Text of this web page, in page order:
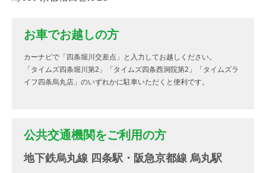
お車でお越しの方
カーナビで「四条堀川交差点」と入力してお越しください。
「タイムズ四条堀川第2」「タイムズ四条西洞院第2」「タイムズラ
イフ四条烏丸店」のいずれかに駐車いただくと便利です。
公共交通機関をご利用の方
地下鉄烏丸線 四条駅・阪急京都線 烏丸駅